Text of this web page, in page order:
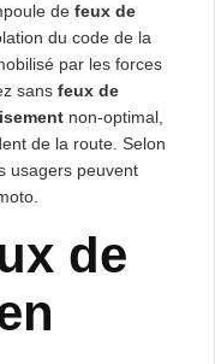
de feux de
du code de la
par les forces
sans feux de
non-optimal,
de la route. Selon
usagers peuvent
de